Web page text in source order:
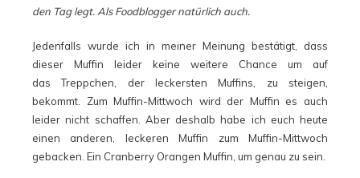
den Tag legt. Als Foodblogger natürlich auch.
Jedenfalls wurde ich in meiner Meinung bestätigt, dass
dieser Muffin leider keine weitere Chance um auf
das Treppchen, der leckersten Muffins, zu steigen,
bekommt. Zum Muffin-Mittwoch wird der Muffin es auch
leider nicht schaffen. Aber deshalb habe ich euch heute
einen anderen, leckeren Muffin zum Muffin-Mittwoch
gebacken. Ein Cranberry Orangen Muffin, um genau zu sein.